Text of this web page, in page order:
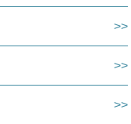
>>
>>
>>